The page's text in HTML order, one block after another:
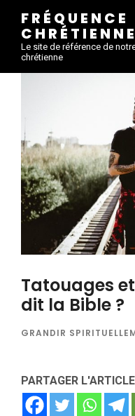
FRÉQUENCE
CHRÉTIENNE
Le site de référence de
chrétienne
Tatouages
dit la Bible ?
GRANDIR
PARTAGER